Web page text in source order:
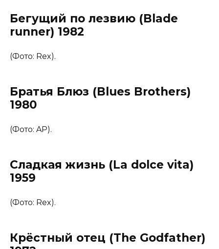
Бегущий по лезвию (Blade
runner) 1982
(Фото: Rex).
Братья Блюз (Blues Brothers)
1980
(Фото: AP).
Сладкая жизнь (La dolce vita)
1959
(Фото: Rex).
Крёстный отец (The Godfather)